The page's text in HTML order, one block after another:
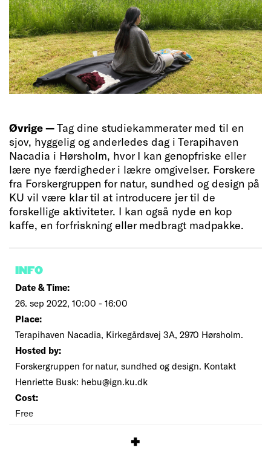
Øvrige —Tag dine studiekammerater med til en
sjov, hyggelig og anderledes dag i Terapihaven
Nacadia i Hørsholm, hvor I kan genopfriske eller
lære nye færdigheder i lækre omgivelser. Forskere
fra Forskergruppen for natur, sundhed og design på
KU vil være klar til at introducere jer til de
forskellige aktiviteter. I kan også nyde en kop
kaffe, en forfriskning eller medbragt madpakke.
INFO
Date & Time:
26. sep 2022, 10:00 - 16:00
Place:
Terapihaven Nacadia, Kirkegårdsvej 3A, 2970 Hørsholm.
Hosted by:
Forskergruppen for natur, sundhed og design. Kontakt
Henriette Busk: hebu@ign.ku.dk
Cost:
Free